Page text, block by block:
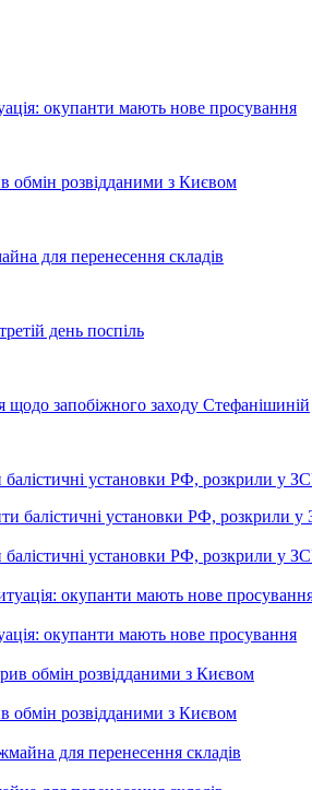
окупанти мають нове просування
обмін розвідданими з Києвом
для перенесення складів
день поспіль
щодо запобіжного заходу Стефанішиній
установки РФ, розкрили у
установки РФ, розкрили у
окупанти мають нове просування
обмін розвідданими з Києвом